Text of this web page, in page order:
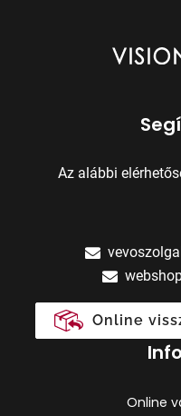
Az alábbi
Online
Online